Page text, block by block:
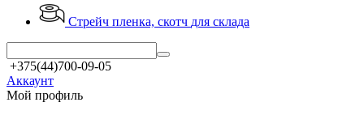
Стрейч пленка, скотч для склада
+375(44)700-09-05
Аккаунт
Мой профиль